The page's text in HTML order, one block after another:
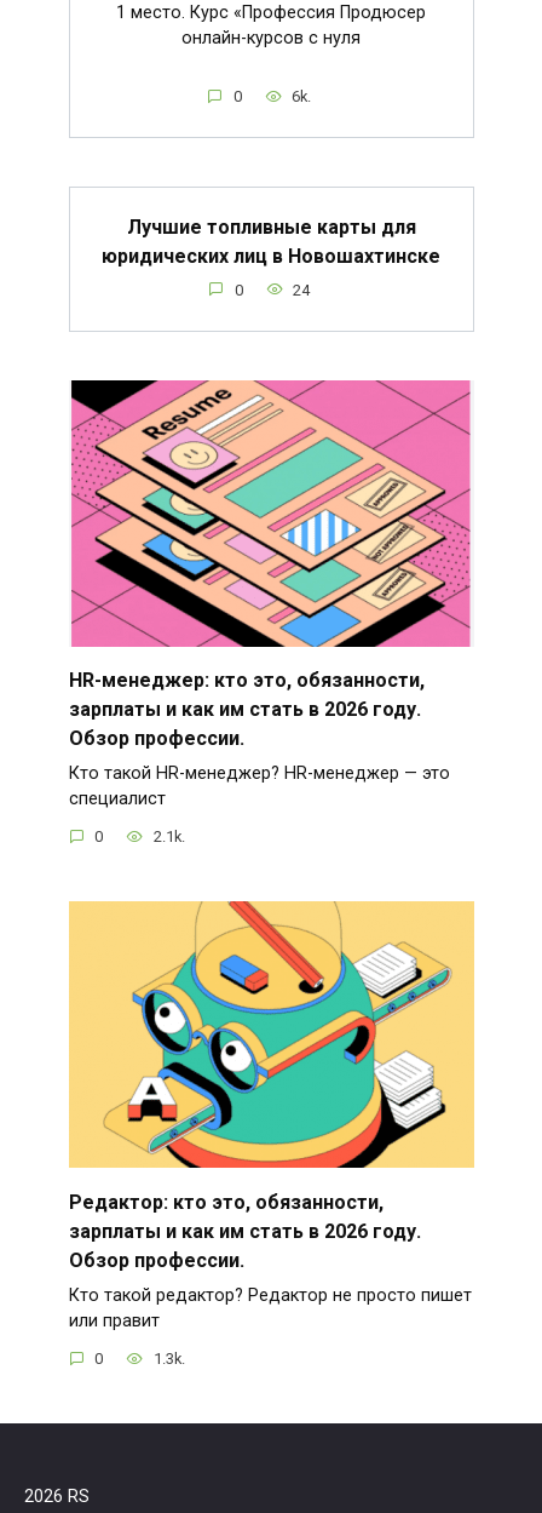
1 место. Курс «Профессия Продюсер
онлайн-курсов с нуля
0 6k.
Лучшие топливные карты для
юридических лиц в Новошахтинске
0 24
HR-менеджер: кто это, обязанности,
зарплаты и как им стать в 2026 году.
Обзор профессии.
Кто такой HR-менеджер? HR-менеджер — это
специалист
0 2.1k.
Редактор: кто это, обязанности,
зарплаты и как им стать в 2026 году.
Обзор профессии.
Кто такой редактор? Редактор не просто пишет
или правит
0 1.3k.
2026 RS